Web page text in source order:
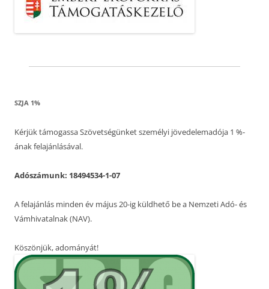
SZJA 1%
Kérjük támogassa Szövetségünket személyi jövedelemadója 1 %-
ának felajánlásával.
Adószámunk: 18494534-1-07
A felajánlás minden év május 20-ig küldhető be a Nemzeti Adó- és
Vámhivatalnak (NAV).
Köszönjük, adományát!